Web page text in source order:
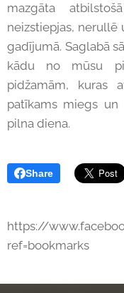
mazgāta
neizstiepjas, nerullē
gadījumā. Saglabā
kādu no mūsu
pidžamām, kuras
patīkams miegs un
pilna diena.
Share
https://
ref=bookmarks